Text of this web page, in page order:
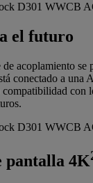
el futuro
acoplamiento se
conectado a una
con
pantalla 4K